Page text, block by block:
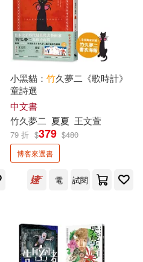
張海(10)
望公太(10)
公司(39)
橄欖(39)
買動漫(39)
小黑貓： 竹久夢二《歌時計》
童詩選
中文書
竹久夢二 夏夏 王文萱
79 折 $379 $480
博客來選書
電 試閱